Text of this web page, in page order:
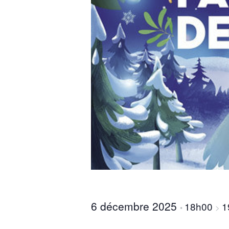
6 décembre 2025 • 18h00 >